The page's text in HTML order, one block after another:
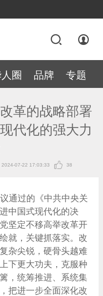
圈 品牌 专题
革的战略部署
代化的强大力
2024-07-22 17:03:33 38
通过的《中共中央关
中国式现代化的决
坚定不移高举改革开
就，关键抓落实。改
杂尖锐，硬骨头越难
下更大功夫，克服种
，统筹推进、系统集
把进一步全面深化改